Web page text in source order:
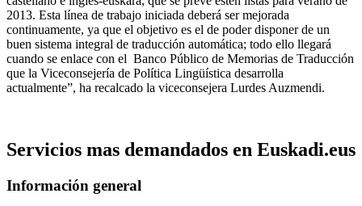
2013. Esta línea de trabajo iniciada deberá ser mejorada
continuamente, ya que el objetivo es el de poder disponer de un
buen sistema integral de traducción automática; todo ello llegará
cuando se enlace con el Banco Público de Memorias de Traducción
que la Viceconsejería de Política Lingüística desarrolla
actualmente”, ha recalcado la viceconsejera Lurdes Auzmendi.
Servicios mas demandados en Euskadi.eus
Información general